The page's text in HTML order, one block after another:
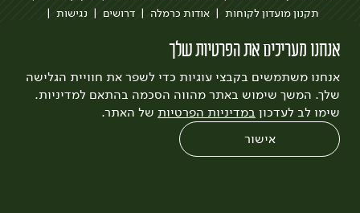
אנחנו מעריכים את הפרטיות שלך
אנחנו משתמשים בקבצי עוגיות כדי לשפר את חוויית הגלישה
שלך. המשך שימוש באתר מהווה הסכמה בהתאם למדיניות.
שימו לב לעדכון במדיניות הפרטיות של האתר.
אישור
תקנון מועדון לקוחות
אודות כרמלה דרושים
נגישות
לצפייה בעדכון מדיניות פרטיות
עיצוב:3bears פיתוח:Quatro